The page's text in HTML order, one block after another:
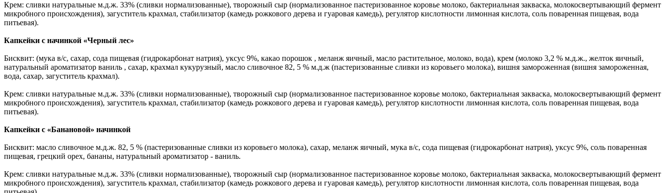
Крем: сливки натуральные м.д.ж. 33% (сливки нормализованные), творожный сыр (нормализованное пастеризованное коровье молоко, бактериальная закваска, молокосвертывающий фермент
микробного происхождения), загуститель крахмал, стабилизатор (камедь рожкового дерева и гуаровая камедь), регулятор кислотности лимонная кислота, соль поваренная пищевая, вода
питьевая).
Капкейки с начинкой «Черный лес»
Бисквит: (мука в/с, сахар, сода пищевая (гидрокарбонат натрия), уксус 9%, какао порошок , меланж яичный, масло растительное, молоко, вода), крем (молоко 3,2 % м.д.ж., желток яичный,
натуральный ароматизатор ваниль , сахар, крахмал кукурузный, масло сливочное 82, 5 % м.д.ж (пастеризованные сливки из коровьего молока), вишня замороженная (вишня замороженная,
вода, сахар, загуститель крахмал).
Крем: сливки натуральные м.д.ж. 33% (сливки нормализованные), творожный сыр (нормализованное пастеризованное коровье молоко, бактериальная закваска, молокосвертывающий фермент
микробного происхождения), загуститель крахмал, стабилизатор (камедь рожкового дерева и гуаровая камедь), регулятор кислотности лимонная кислота, соль поваренная пищевая, вода
питьевая).
Капкейки с «Банановой» начинкой
Бисквит: масло сливочное м.д.ж. 82, 5 % (пастеризованные сливки из коровьего молока), сахар, меланж яичный, мука в/с, сода пищевая (гидрокарбонат натрия), уксус 9%, соль поваренная
пищевая, грецкий орех, бананы, натуральный ароматизатор - ваниль.
Крем: сливки натуральные м.д.ж. 33% (сливки нормализованные), творожный сыр (нормализованное пастеризованное коровье молоко, бактериальная закваска, молокосвертывающий фермент
микробного происхождения), загуститель крахмал, стабилизатор (камедь рожкового дерева и гуаровая камедь), регулятор кислотности лимонная кислота, соль поваренная пищевая, вода